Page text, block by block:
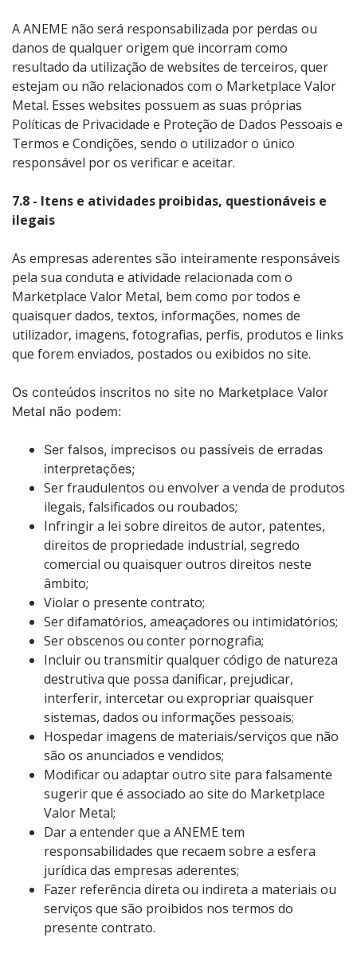
A ANEME não será responsabilizada por perdas ou
danos de qualquer origem que incorram como
resultado da utilização de websites de terceiros, quer
estejam ou não relacionados com o Marketplace Valor
Metal. Esses websites possuem as suas próprias
Políticas de Privacidade e Proteção de Dados Pessoais e
Termos e Condições, sendo o utilizador o único
responsável por os verificar e aceitar.
7.8 - Itens e atividades proibidas, questionáveis e
ilegais
As empresas aderentes são inteiramente responsáveis
pela sua conduta e atividade relacionada com o
Marketplace Valor Metal, bem como por todos e
quaisquer dados, textos, informações, nomes de
utilizador, imagens, fotografias, perfis, produtos e links
que forem enviados, postados ou exibidos no site.
Os conteúdos inscritos no site no Marketplace Valor
Metal não podem:
Ser falsos, imprecisos ou passíveis de erradas
interpretações;
Ser fraudulentos ou envolver a venda de produtos
ilegais, falsificados ou roubados;
Infringir a lei sobre direitos de autor, patentes,
direitos de propriedade industrial, segredo
comercial ou quaisquer outros direitos neste
âmbito;
Violar o presente contrato;
Ser difamatórios, ameaçadores ou intimidatórios;
Ser obscenos ou conter pornografia;
Incluir ou transmitir qualquer código de natureza
destrutiva que possa danificar, prejudicar,
interferir, intercetar ou expropriar quaisquer
sistemas, dados ou informações pessoais;
Hospedar imagens de materiais/serviços que não
são os anunciados e vendidos;
Modificar ou adaptar outro site para falsamente
sugerir que é associado ao site do Marketplace
Valor Metal;
Dar a entender que a ANEME tem
responsabilidades que recaem sobre a esfera
jurídica das empresas aderentes;
Fazer referência direta ou indireta a materiais ou
serviços que são proibidos nos termos do
presente contrato.